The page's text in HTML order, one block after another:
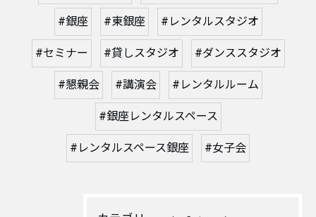
#銀座 #東銀座 #レンタルスタジオ
#セミナー #貸しスタジオ #ダンススタジオ
#懇親会 #講演会 #レンタルルーム
#銀座レンタルスペース
#レンタルスペース銀座 #女子会